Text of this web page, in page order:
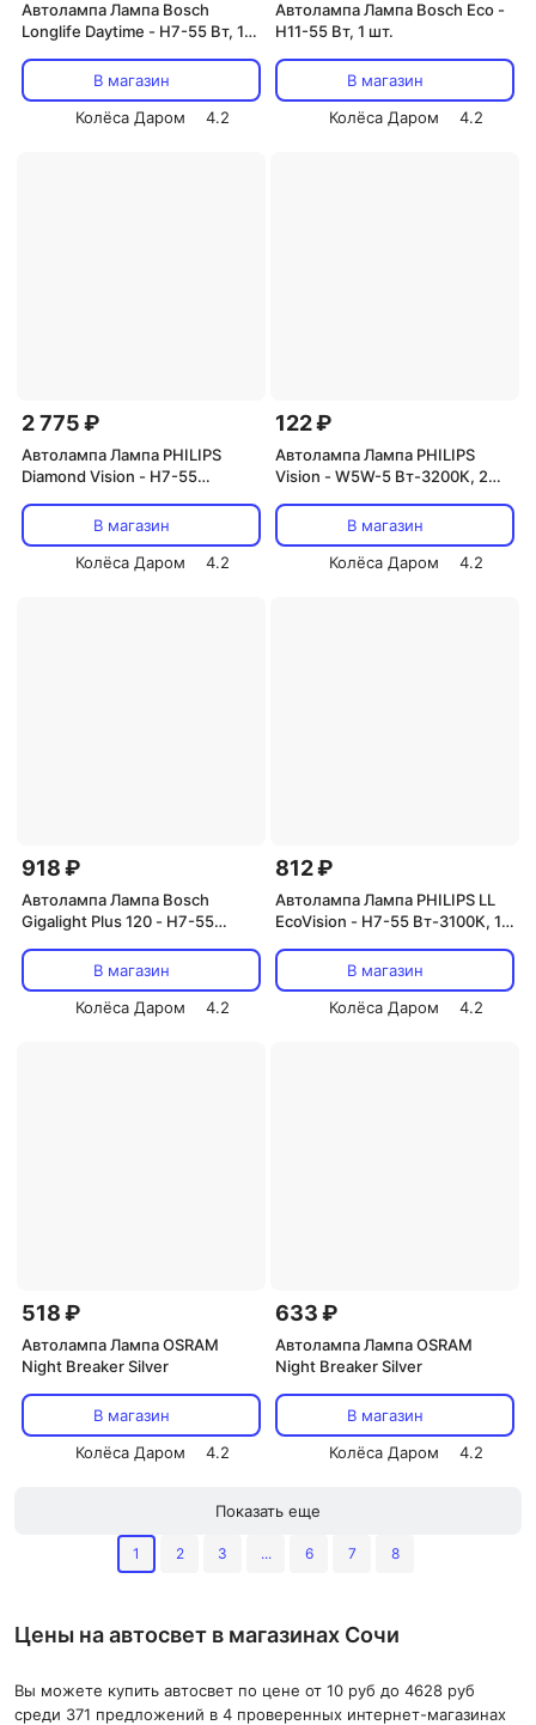
Автолампа Лампа Bosch
Longlife Daytime - H7-55 Вт, 1
В магазин
Колёса Даром
4.2
Автолампа Лампа Bosch Eco -
H11-55 Вт, 1 шт.
В магазин
Колёса Даром
4.2
2 775 ₽
Автолампа Лампа PHILIPS
Diamond Vision - H7-55
В магазин
Колёса Даром
4.2
122 ₽
Автолампа Лампа PHILIPS
Vision - W5W-5 Вт-3200К, 2
В магазин
Колёса Даром
4.2
918 ₽
Автолампа Лампа Bosch
Gigalight Plus 120 - H7-55
В магазин
Колёса Даром
4.2
812 ₽
Автолампа Лампа PHILIPS LL
EcoVision - H7-55 Вт-3100К, 1
В магазин
Колёса Даром
4.2
518 ₽
Автолампа Лампа OSRAM
Night Breaker Silver
В магазин
Колёса Даром
4.2
633 ₽
Автолампа Лампа OSRAM
Night Breaker Silver
В магазин
Колёса Даром
4.2
Показать еще
1 2 3 ... 6 7 8
Цены на автосвет в магазинах Сочи
Вы можете купить автосвет по цене от 10 руб до 4628 руб
среди 371 предложений в 4 проверенных интернет-магазинах